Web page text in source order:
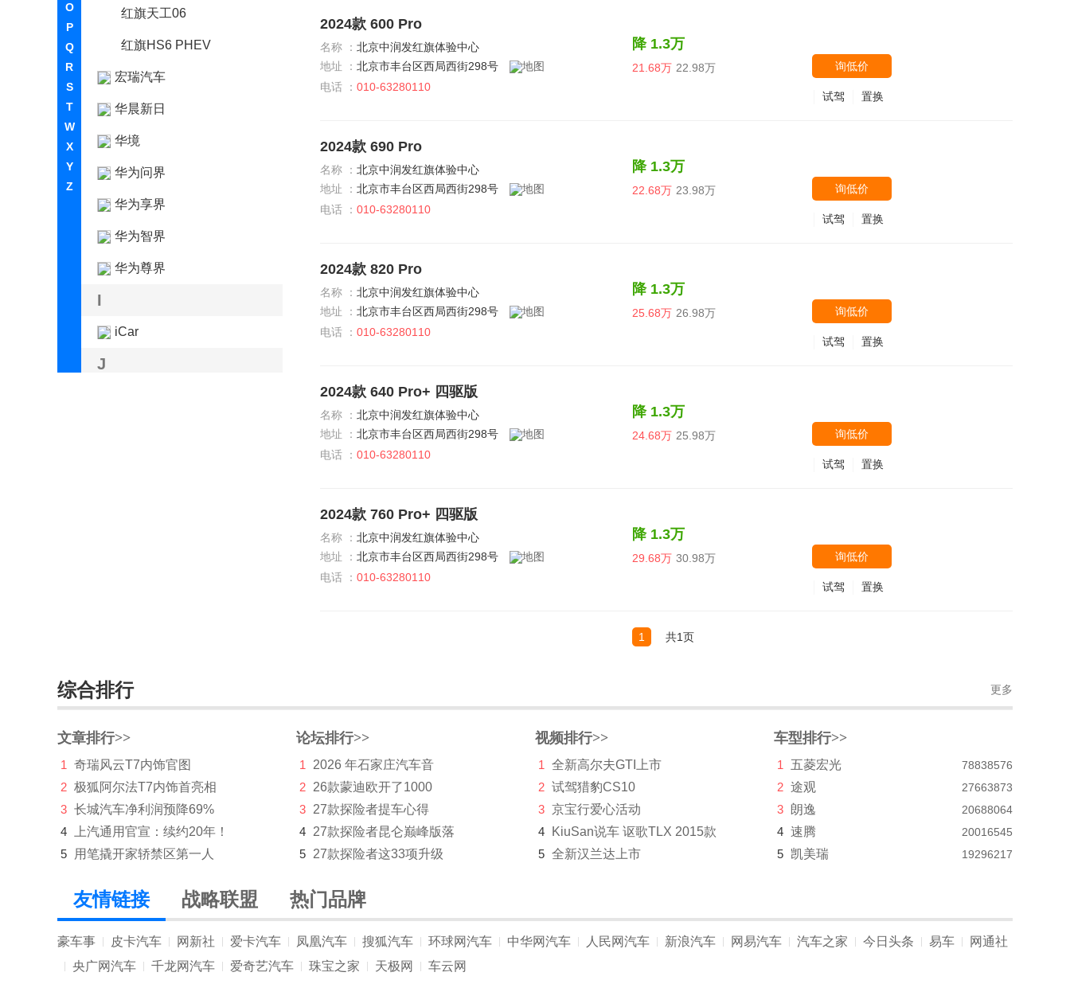
O
P
Q
R
S
T
W
X
Y
Z
红旗天工06
红旗HS6 PHEV
宏瑞汽车
华晨新日
华境
华为问界
华为享界
华为智界
华为尊界
I
iCar
J
捷途
极氪
吉利
吉利银河
金杯
K
凯迪拉克
开瑞
2024款 600 Pro
名称 ： 北京中润发红旗体验中心
地址 ： 北京市丰台区西局西街298号
电话 ： 010-63280110
降 1.3万
21.68万 22.98万 询低价
置换
试驾
2024款 690 Pro
名称 ： 北京中润发红旗体验中心
地址 ： 北京市丰台区西局西街298号
电话 ： 010-63280110
降 1.3万
22.68万 23.98万 询低价
置换
试驾
2024款 820 Pro
名称 ： 北京中润发红旗体验中心
地址 ： 北京市丰台区西局西街298号
电话 ： 010-63280110
降 1.3万
25.68万 26.98万 询低价
置换
试驾
2024款 640 Pro+ 四驱版
名称 ： 北京中润发红旗体验中心
地址 ： 北京市丰台区西局西街298号
电话 ： 010-63280110
降 1.3万
24.68万 25.98万 询低价
置换
试驾
2024款 760 Pro+ 四驱版
名称 ： 北京中润发红旗体验中心
地址 ： 北京市丰台区西局西街298号
电话 ： 010-63280110
降 1.3万
29.68万 30.98万 询低价
置换
试驾
1 共1页
综合排行 更多
文章排行>>
1
奇瑞风云T7内饰官图
2 极狐阿尔法T7内饰首亮相
3 长城汽车净利润预降69%
4
上汽通用官宣：续约20年！
5
用笔撬开家轿禁区第一人
论坛排行>>
1
2026 年石家庄汽车音
2 26款蒙迪欧开了1000
3 27款探险者提车心得
4 27款探险者昆仑巅峰版落
5 27款探险者这33项升级
视频排行>>
1
全新高尔夫GTI上市
2 试驾猎豹CS10
3 京宝行爱心活动
4
KiuSan说车 讴歌TLX 2015款
5 全新汉兰达上市
车型排行>>
1 五菱宏光 78838576
2 途观 27663873
3 朗逸 20688064
4 速腾 20016545
5 凯美瑞 19296217
友情链接 战略联盟 热门品牌
豪车事 皮卡汽车 网新社 爱卡汽车 凤凰汽车 搜狐汽车 环球网汽车 中华网汽车 人民网汽车 新浪汽车 网易汽车 汽车之家 今日头条 易车 网通社
央广网汽车 千龙网汽车 爱奇艺汽车 珠宝之家 天极网 车云网